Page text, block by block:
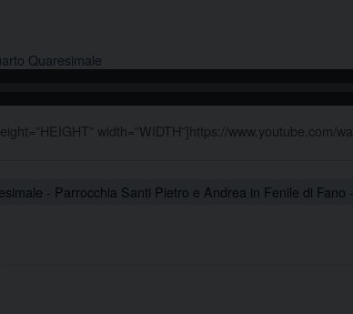
Quaresimale
width=”WIDTH”]https://www.youtube.com/
- Parrocchia Santi Pietro e Andrea in Fenile di Fano